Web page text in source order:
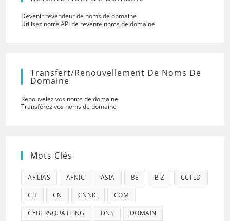
Devenir revendeur de noms de domaine
Utilisez notre API de revente noms de domaine
Transfert/renouvellement De Noms De
Domaine
Renouvelez vos noms de domaine
Transférez vos noms de domaine
Mots Clés
AFILIAS AFNIC ASIA BE BIZ CCTLD
CH CN CNNIC COM
CYBERSQUATTING DNS DOMAIN